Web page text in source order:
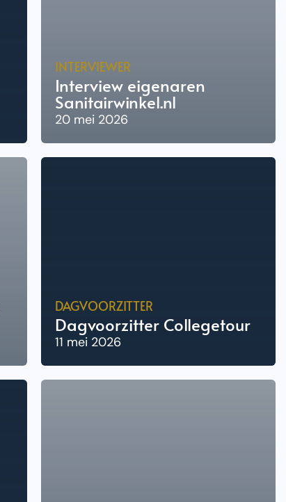
INTERVIEWER
Interview eigenaren
Sanitairwinkel.nl
20 mei 2026
DAGVOORZITTER
Dagvoorzitter Collegetour
11 mei 2026